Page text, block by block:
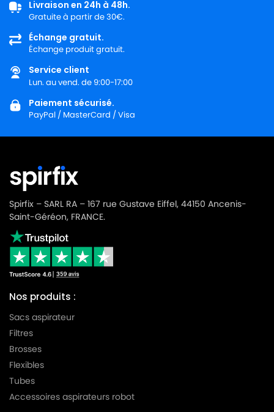
PHILIPS
PHILIPS CITY LINE - HR8371
PHILIPS
PHILIPS CITY LINE - HR8372
PHILIPS
PHILIPS CITY LINE - HR8373
PHILIPS
PHILIPS CITY LINE - HR8374
PHILIPS
PHILIPS CITY LINE - HR8375
PHILIPS
PHILIPS CITY LINE - HR8378
PHILIPS
PHILIPS
PHILIPS CLASSIC LONG PERFORMANCE
PHILIPS
PHILIPS
PHILIPS COMPACT GO HARD FLOORS
PHILIPS
PHILIPS
PHILIPS
PHILIPS EXPRESSION - FC8604
Livraison en 24h à 48h.
Gratuite à partir de 30€.
Échange gratuit.
Échange produit gratuit.
Service client
Lun. au vend. de 9:00-17:00
Paiement sécurisé.
PayPal / MasterCard / Visa
Spirfix – SARL RA – 167 rue Gustave Eiffel, 44150 Ancenis-
Saint-Géréon, FRANCE.
Nos produits :
Sacs aspirateur
Filtres
Brosses
Flexibles
Tubes
Accessoires aspirateurs robot